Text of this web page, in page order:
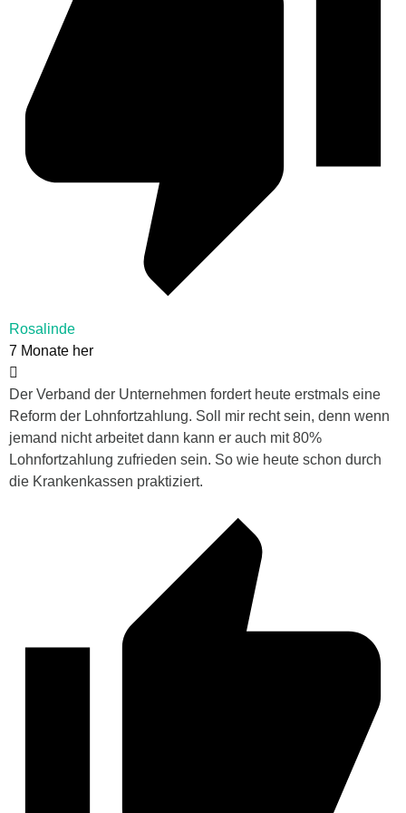
Rosalinde
7 Monate her
Der Verband der Unternehmen fordert heute erstmals eine
Reform der Lohnfortzahlung. Soll mir recht sein, denn wenn
jemand nicht arbeitet dann kann er auch mit 80%
Lohnfortzahlung zufrieden sein. So wie heute schon durch
die Krankenkassen praktiziert.